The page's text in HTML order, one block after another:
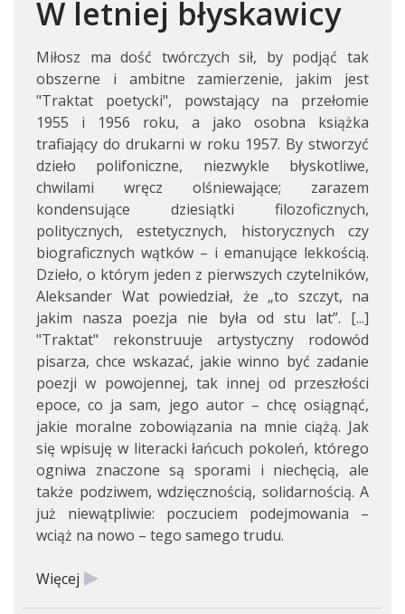
W letniej błyskawicy
Miłosz ma dość twórczych sił, by podjąć tak
obszerne i ambitne zamierzenie, jakim jest
"Traktat poetycki", powstający na przełomie
1955 i 1956 roku, a jako osobna książka
trafiający do drukarni w roku 1957. By stworzyć
dzieło polifoniczne, niezwykle błyskotliwe,
chwilami wręcz olśniewające; zarazem
kondensujące dziesiątki filozoficznych,
politycznych, estetycznych, historycznych czy
biograficznych wątków – i emanujące lekkością.
Dzieło, o którym jeden z pierwszych czytelników,
Aleksander Wat powiedział, że „to szczyt, na
jakim nasza poezja nie była od stu lat”. [...]
"Traktat" rekonstruuje artystyczny rodowód
pisarza, chce wskazać, jakie winno być zadanie
poezji w powojennej, tak innej od przeszłości
epoce, co ja sam, jego autor – chcę osiągnąć,
jakie moralne zobowiązania na mnie ciążą. Jak
się wpisuję w literacki łańcuch pokoleń, którego
ogniwa znaczone są sporami i niechęcią, ale
także podziwem, wdzięcznością, solidarnością. A
już niewątpliwie: poczuciem podejmowania –
wciąż na nowo – tego samego trudu.
Więcej